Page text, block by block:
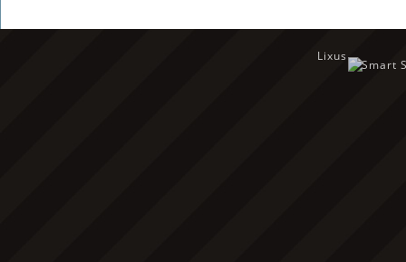
Lixus